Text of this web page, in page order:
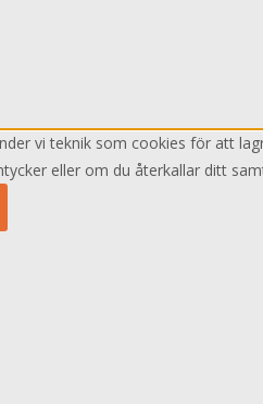
vi teknik som cookies för att
eller om du återkallar ditt